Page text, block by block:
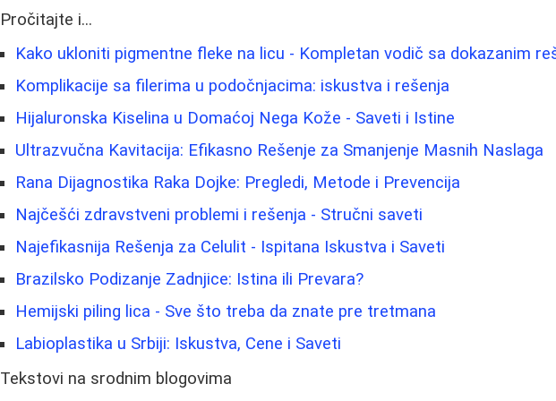
Pročitajte i...
Kako ukloniti pigmentne fleke na licu - Kompletan vodič sa dokazanim
Komplikacije sa filerima u podočnjacima: iskustva i rešenja
Hijaluronska Kiselina u Domaćoj Nega Kože - Saveti i Istine
Ultrazvučna Kavitacija: Efikasno Rešenje za Smanjenje Masnih Naslaga
Rana Dijagnostika Raka Dojke: Pregledi, Metode i Prevencija
Najčešći zdravstveni problemi i rešenja - Stručni saveti
Najefikasnija Rešenja za Celulit - Ispitana Iskustva i Saveti
Brazilsko Podizanje Zadnjice: Istina ili Prevara?
Hemijski piling lica - Sve što treba da znate pre tretmana
Labioplastika u Srbiji: Iskustva, Cene i Saveti
Tekstovi na srodnim blogovima